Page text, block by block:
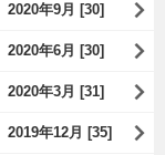
2020年9月 [30]
2020年6月 [30]
2020年3月 [31]
2019年12月 [35]